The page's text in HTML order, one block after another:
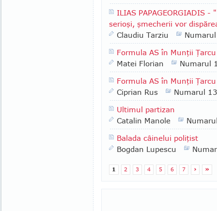
ILIAS PAPAGEORGIADIS
serioşi, şmecherii vor
Claudiu Tarziu
Formula AS în Munţii
Matei Florian
Numarul
Formula AS în Munţii
Ciprian Rus
Numarul
Ultimul partizan
Catalin Manole
Balada câinelui poliţist
Bogdan Lupescu
1 2 3 4 5 6 7 › »